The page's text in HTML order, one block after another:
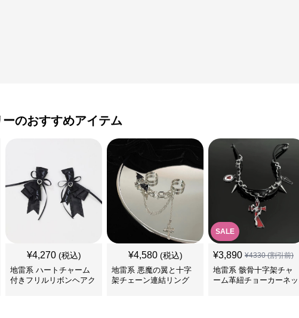
ーのおすすめアイテム
¥4,270 (税込)
地雷系 ハートチャーム
付きフリルリボンヘアク
¥4,580 (税込)
地雷系 悪魔の翼と十字
架チェーン連結リング
SALE
¥3,890 ¥4330(割引前)
地雷系 骸骨十字架チャ
ーム革紐チョーカーネッ